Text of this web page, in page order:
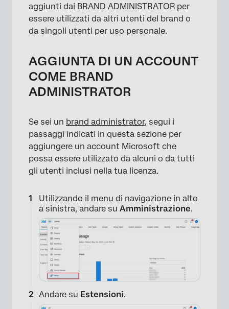
×
aggiunti dai BRAND ADMINISTRATOR per
essere utilizzati da altri utenti del brand o
da singoli utenti per uso personale.
AGGIUNTA DI UN ACCOUNT
COME BRAND
ADMINISTRATOR
Se sei un brand administrator, segui i
passaggi indicati in questa sezione per
aggiungere un account Microsoft che
possa essere utilizzato da alcuni o da tutti
gli utenti inclusi nella tua licenza.
Utilizzando il menu di navigazione in alto
a sinistra, andare su Amministrazione.
Andare su Estensioni.